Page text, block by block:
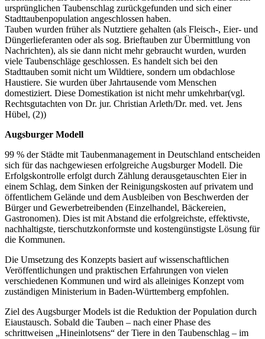
ursprünglichen Taubenschlag zurückgefunden und sich einer
Stadttaubenpopulation angeschlossen haben.
Tauben wurden früher als Nutztiere gehalten (als Fleisch-, Eier- und
Düngerlieferanten oder als sog. Brieftauben zur Übermittlung von
Nachrichten), als sie dann nicht mehr gebraucht wurden, wurden
viele Taubenschläge geschlossen. Es handelt sich bei den
Stadttauben somit nicht um Wildtiere, sondern um obdachlose
Haustiere. Sie wurden über Jahrtausende vom Menschen
domestiziert. Diese Domestikation ist nicht mehr umkehrbar(vgl.
Rechtsgutachten von Dr. jur. Christian Arleth/Dr. med. vet. Jens
Hübel, (2))
Augsburger Modell
99 % der Städte mit Taubenmanagement in Deutschland entscheiden
sich für das nachgewiesen erfolgreiche Augsburger Modell. Die
Erfolgskontrolle erfolgt durch Zählung derausgetauschten Eier in
einem Schlag, dem Sinken der Reinigungskosten auf privatem und
öffentlichem Gelände und dem Ausbleiben von Beschwerden der
Bürger und Gewerbetreibenden (Einzelhandel, Bäckereien,
Gastronomen). Dies ist mit Abstand die erfolgreichste, effektivste,
nachhaltigste, tierschutzkonformste und kostengünstigste Lösung für
die Kommunen.
Die Umsetzung des Konzepts basiert auf wissenschaftlichen
Veröffentlichungen und praktischen Erfahrungen von vielen
verschiedenen Kommunen und wird als alleiniges Konzept vom
zuständigen Ministerium in Baden-Württemberg empfohlen.
Ziel des Augsburger Models ist die Reduktion der Population durch
Eiaustausch. Sobald die Tauben – nach einer Phase des
schrittweisen „Hineinlotsens“ der Tiere in den Taubenschlag – im